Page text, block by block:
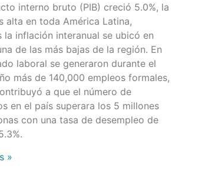
interno bruto (PIB) creció 5.0%, la
alta en toda América Latina,
la inflación interanual se ubicó en
de las más bajas de la región. En
laboral se generaron durante el
más de 140,000 empleos formales,
a que el número de
en el país superara los 5 millones
con una tasa de desempleo de
»